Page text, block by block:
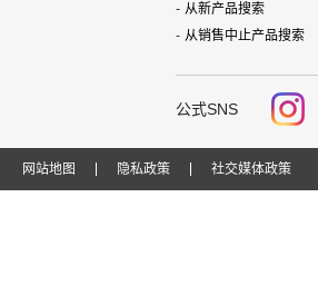
从新产品搜索
从销售中止产品搜索
公式SNS
网站地图 隐私政策 社交媒体政策